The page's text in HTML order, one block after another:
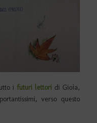
i futuri lettori di Gioìa,
verso questo